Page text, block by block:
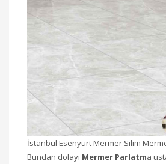
İstanbul Esenyurt Mermer Silim
Bundan dolayı Mermer Parlatma